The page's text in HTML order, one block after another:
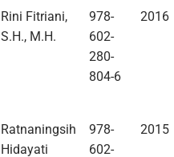
Rini Fitriani,
S.H., M.H.
978-
602-
280-
804-6
2016
Ratnaningsih
Hidayati
978-
602-
2015